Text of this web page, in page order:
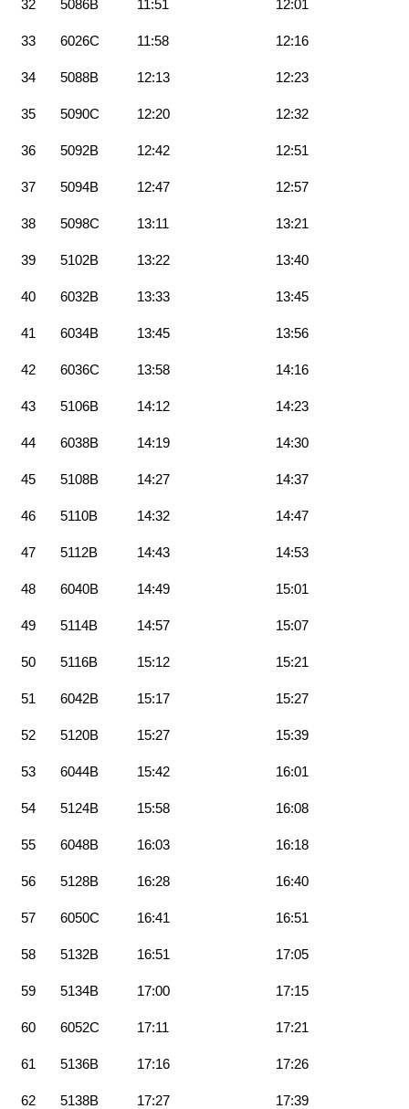
32 5086B 11:51 12:01
33 6026C 11:58 12:16
34 5088B 12:13 12:23
35 5090C 12:20 12:32
36 5092B 12:42 12:51
37 5094B 12:47 12:57
38 5098C 13:11 13:21
39 5102B 13:22 13:40
40 6032B 13:33 13:45
41 6034B 13:45 13:56
42 6036C 13:58 14:16
43 5106B 14:12 14:23
44 6038B 14:19 14:30
45 5108B 14:27 14:37
46 5110B 14:32 14:47
47 5112B 14:43 14:53
48 6040B 14:49 15:01
49 5114B 14:57 15:07
50 5116B 15:12 15:21
51 6042B 15:17 15:27
52 5120B 15:27 15:39
53 6044B 15:42 16:01
54 5124B 15:58 16:08
55 6048B 16:03 16:18
56 5128B 16:28 16:40
57 6050C 16:41 16:51
58 5132B 16:51 17:05
59 5134B 17:00 17:15
60 6052C 17:11 17:21
61 5136B 17:16 17:26
62 5138B 17:27 17:39